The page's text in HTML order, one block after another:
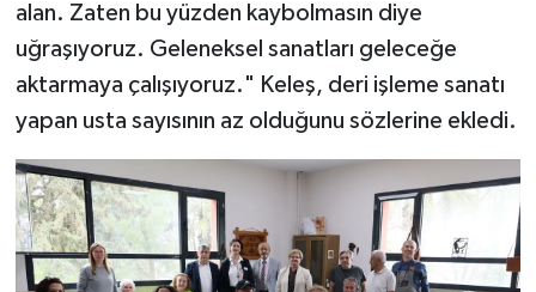
alan. Zaten bu yüzden kaybolmasın diye
uğraşıyoruz. Geleneksel sanatları geleceğe
aktarmaya çalışıyoruz." Keleş, deri işleme sanatı
yapan usta sayısının az olduğunu sözlerine ekledi.